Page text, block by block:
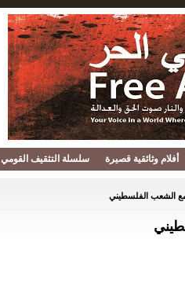
أفلام وثائقية قصيرة سلسلة التثقيف القومي
مع الشعب الفلسطيني